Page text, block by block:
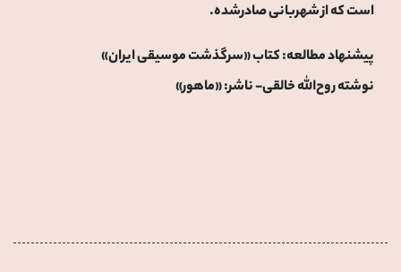
است که از شهربانی صادرشده.
پیشنهاد مطالعه: کتاب «سرگذشت موسیقی ایران»
نوشته‌ روح‌الله خالقی- ناشر: «ماهور»